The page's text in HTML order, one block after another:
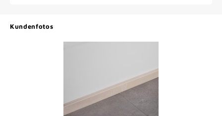
Kundenfotos